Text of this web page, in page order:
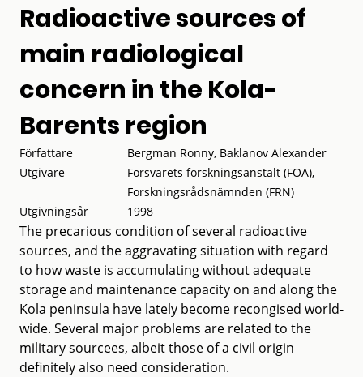
Radioactive sources of
main radiological
concern in the Kola-
Barents region
Författare
Bergman Ronny, Baklanov Alexander
Utgivare
Försvarets forskningsanstalt (FOA),
Forskningsrådsnämnden (FRN)
Utgivningsår
1998
The precarious condition of several radioactive
sources, and the aggravating situation with regard
to how waste is accumulating without adequate
storage and maintenance capacity on and along the
Kola peninsula have lately become recongised world-
wide. Several major problems are related to the
military sourcees, albeit those of a civil origin
definitely also need consideration.